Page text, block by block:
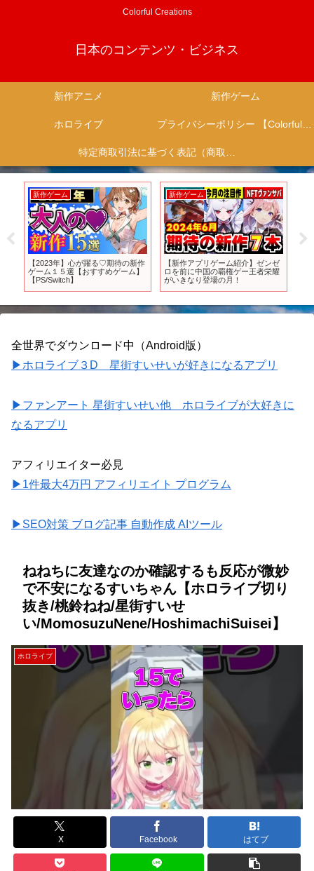
Colorful Creations
日本のコンテンツ・ビジネス
新作アニメ 新作ゲーム
ホロライブ プライバシーポリシー 【Colorful Creation】
特定商取引法に基づく表記（商取引に関する開示）
新作ゲーム
【2023年】心が躍る♡期待の新作
ゲーム１５選【おすすめゲーム】
【PS/Switch】
新作ゲーム
【新作アプリゲーム紹介】ゼンゼ
ロを前に中国の覇権ゲー王者栄耀
がいきなり登場の月！
全世界でダウンロード中（Android版）
▶ホロライブ３D 星街すいせいが好きになるアプリ
▶ファンアート 星街すいせい他 ホロライブが大好きに
なるアプリ
アフィリエイター必見
▶1件最大4万円 アフィリエイト プログラム
▶SEO対策 ブログ記事 自動作成 AIツール
ねねちに友達なのか確認するも反応が微妙
で不安になるすいちゃん【ホロライブ切り
抜き/桃鈴ねね/星街すいせ
い/MomosuzuNene/HoshimachiSuisei】
ホロライブ
X Facebook はてブ